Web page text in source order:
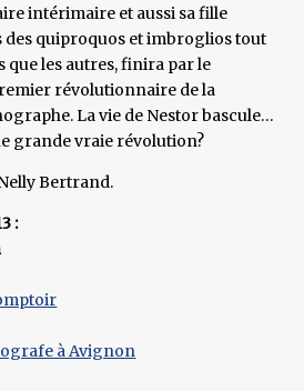
intérimaire et aussi sa fille
des quiproquos et imbroglios tout
que les autres, finira par le
révolutionnaire de la
La vie de Nestor bascule…
grande vraie révolution?
Bertrand.
:
à Avignon